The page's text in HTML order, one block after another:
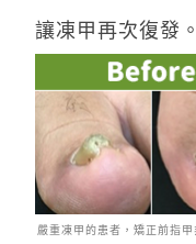
讓凍甲再次復發。
嚴重凍甲的患者，矯正前指